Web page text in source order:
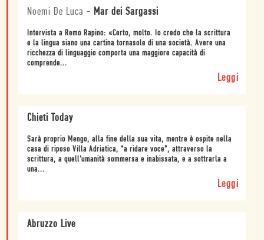
Noemi De Luca - Mar dei Sargassi
Intervista a Remo Rapino: «Certo, molto. Io credo che la scrittura
e la lingua siano una cartina tornasole di una società. Avere una
ricchezza di linguaggio comporta una maggiore capacità di
comprende...
Leggi
Chieti Today
Sarà proprio Mengo, alla fine della sua vita, mentre è ospite nella
casa di riposo Villa Adriatica, “a ridare voce”, attraverso la
scrittura, a quell’umanità sommersa e inabissata, e a sottrarla a
una...
Leggi
Abruzzo Live